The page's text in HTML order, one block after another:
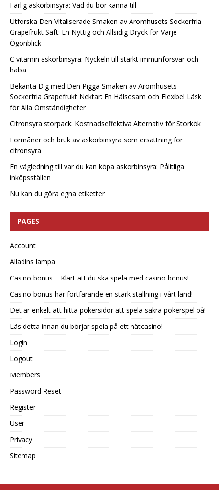
Farlig askorbinsyra: Vad du bör känna till
Utforska Den Vitaliserade Smaken av Aromhusets Sockerfria
Grapefrukt Saft: En Nyttig och Allsidig Dryck för Varje
Ögonblick
C vitamin askorbinsyra: Nyckeln till starkt immunförsvar och
hälsa
Bekanta Dig med Den Pigga Smaken av Aromhusets
Sockerfria Grapefrukt Nektar: En Hälsosam och Flexibel Läsk
för Alla Omständigheter
Citronsyra storpack: Kostnadseffektiva Alternativ för Storkök
Förmåner och bruk av askorbinsyra som ersättning för
citronsyra
En vägledning till var du kan köpa askorbinsyra: Pålitliga
inköpsställen
Nu kan du göra egna etiketter
PAGES
Account
Alladins lampa
Casino bonus – Klart att du ska spela med casino bonus!
Casino bonus har fortfarande en stark ställning i vårt land!
Det är enkelt att hitta pokersidor att spela säkra pokerspel på!
Läs detta innan du börjar spela på ett nätcasino!
Login
Logout
Members
Password Reset
Register
User
Privacy
Sitemap